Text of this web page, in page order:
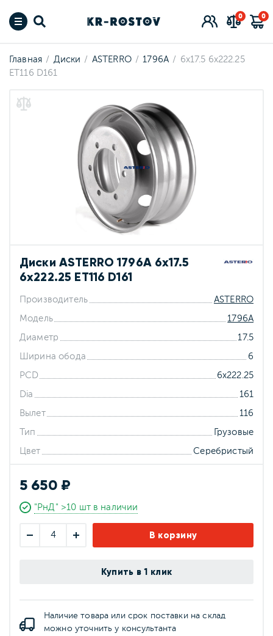
0 0
Главная Диски ASTERRO 1796A
6x17.5 6x222.25
ET116 D161
Диски ASTERRO 1796A 6x17.5
6x222.25 ET116 D161
Производитель ASTERRO
Модель 1796A
Диаметр 17.5
Ширина обода 6
PCD 6x222.25
Dia 161
Вылет 116
Тип Грузовые
Цвет Серебристый
5 650 ₽
"РнД" >10 шт в наличии
В корзину
Купить в 1 клик
Наличие товара или срок поставки на склад
можно уточнить у консультанта